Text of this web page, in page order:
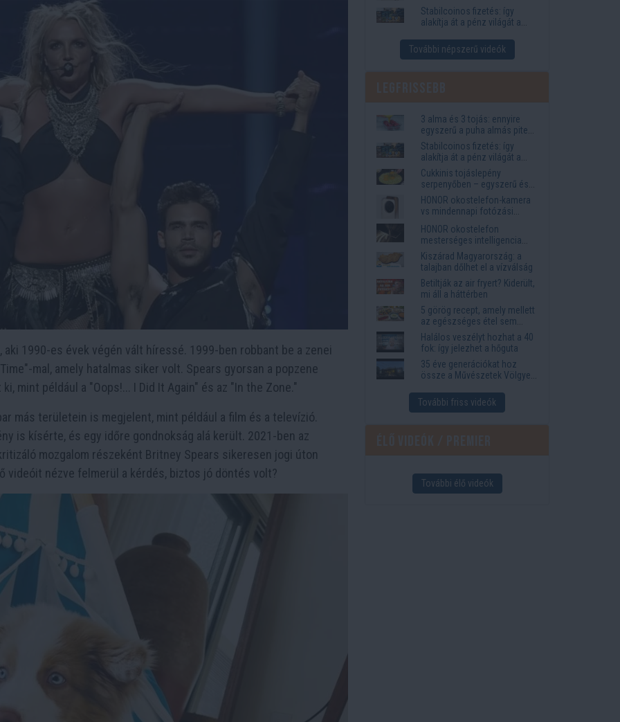
1990-es évek végén vált híressé. 1999-ben robbant be a zenei
mal, amely hatalmas siker volt. Spears gyorsan a popzene
mint például a "Oops!... I Did It Again" és az "In the Zone."
más területein is megjelent, mint például a film és a televízió.
is kísérte, és egy időre gondnokság alá került. 2021-ben az
mozgalom részeként Britney Spears sikeresen jogi úton
videóit nézve felmerül a kérdés, biztos jó döntés volt?
igények
Stabilcoinos fizetés: így
alakítja át a pénz világát a
Western Union
További népszerű videók
3 alma és 3 tojás: ennyire
egyszerű a puha almás pite
titka
Stabilcoinos fizetés: így
alakítja át a pénz világát a
Visa, a Mastercard és a
Western Union
Cukkinis tojáslepény
serpenyőben – egyszerű és
laktató vacsora
HONOR okostelefon-kamera
vs mindennapi fotózási
igények
HONOR okostelefon
mesterséges intelligencia
funkciók, amelyek
megkönnyítik az életet
Kiszárad Magyarország: a
talajban dőlhet el a vízválság
Betiltják az air fryert? Kiderült,
mi áll a háttérben
5 görög recept, amely mellett
az egészséges étel sem
tűnik lemondásnak
Halálos veszélyt hozhat a 40
fok: így jelezhet a hőguta
35 éve generációkat hoz
össze a Művészetek Völgye
és a bérletár
További friss videók
További élő videók